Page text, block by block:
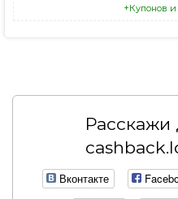
+Купонов
Расскажи
Вконтакте